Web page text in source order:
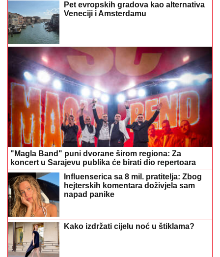
Pet evropskih gradova kao alternativa
Veneciji i Amsterdamu
"Magla Band" puni dvorane širom regiona: Za
koncert u Sarajevu publika će birati dio repertoara
Influenserica sa 8 mil. pratitelja: Zbog
hejterskih komentara doživjela sam
napad panike
Kako izdržati cijelu noć u štiklama?